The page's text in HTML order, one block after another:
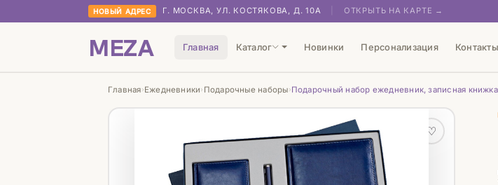
НОВЫЙ АДРЕС Г. МОСКВА, УЛ. КОСТЯКОВА, Д. 10А ОТКРЫТЬ НА КАРТЕ →
MEZA Главная Каталог Новинки Персонализация Контакты
Главная›Ежедневники› Подарочные наборы›Подарочный набор ежедневник, записная
♡